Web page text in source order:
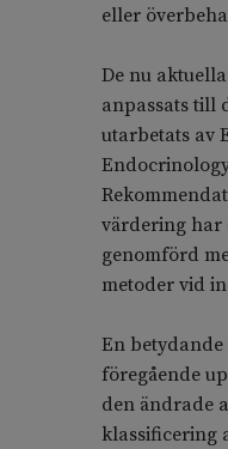
eller
De nu
anpassats till
utarbetats av
värdering har
genomförd
metoder vid
En
föregående
den ändrade
klassificering